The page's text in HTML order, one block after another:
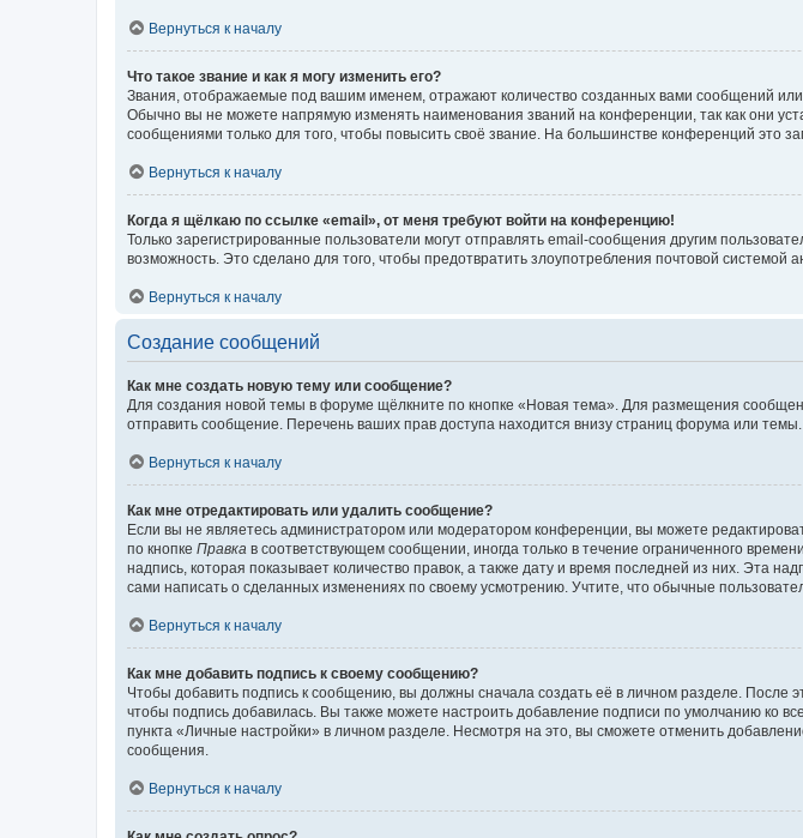
Вернуться к началу
Что такое звание и как я могу изменить его?
Звания, отображаемые под вашим именем, отражают количество созданных вами сообщений
Обычно вы не можете напрямую изменять наименования званий на конференции, так как они
сообщениями только для того, чтобы повысить своё звание. На большинстве конференций это
Вернуться к началу
Когда я щёлкаю по ссылке «email», от меня требуют войти на конференцию!
Только зарегистрированные пользователи могут отправлять email-сообщения другим
возможность. Это сделано для того, чтобы предотвратить злоупотребления почтовой системой
Вернуться к началу
Создание сообщений
Как мне создать новую тему или сообщение?
Для создания новой темы в форуме щёлкните по кнопке «Новая тема». Для размещения
отправить сообщение. Перечень ваших прав доступа находится внизу страниц форума или
Вернуться к началу
Как мне отредактировать или удалить сообщение?
Если вы не являетесь администратором или модератором конференции, вы можете
по кнопке Правка в соответствующем сообщении, иногда только в течение ограниченного
надпись, которая показывает количество правок, а также дату и время последней из них. Эта
сами написать о сделанных изменениях по своему усмотрению. Учтите, что обычные
Вернуться к началу
Как мне добавить подпись к своему сообщению?
Чтобы добавить подпись к сообщению, вы должны сначала создать её в личном разделе. После
чтобы подпись добавилась. Вы также можете настроить добавление подписи по умолчанию
пункта «Личные настройки» в личном разделе. Несмотря на это, вы сможете отменить
сообщения.
Вернуться к началу